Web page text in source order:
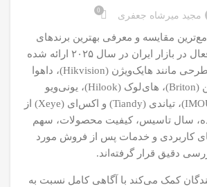
مجید میرشاه جعفری 0
مقایسه و معرفی بهترین برندهای
دوربین مداربسته فعال در بازار ایران در سال ۲۰۲۵ ارائه شده
است. برندهای مطرحی مانند هایک‌ویژن (Hikvision)، داهوا
(Dahua)، بریتن (Briton)، های‌لوک (Hilook)، یونی‌ویو
(Uniview)، ایمو (IMOU)، تیاندی (Tiandy) و اکس‌ای (Xeye) از
سال تاسیس، کیفیت محصولات، سهم
کاربردی و خدمات پس از فروش مورد
دقیق قرار گرفته‌اند.
کمک می‌کند با آگاهی کامل نسبت به